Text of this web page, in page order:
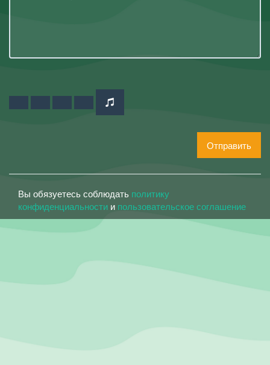
Отправить
Вы обязуетесь соблюдать политику
конфиденциальности и пользовательское соглашение